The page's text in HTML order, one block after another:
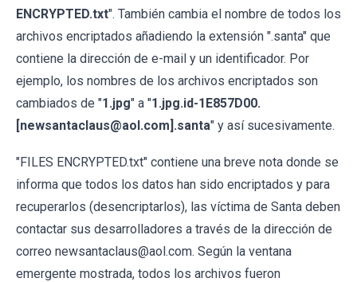
ENCRYPTED.txt". También cambia el nombre de todos los
archivos encriptados añadiendo la extensión ".santa" que
contiene la dirección de e-mail y un identificador. Por
ejemplo, los nombres de los archivos encriptados son
cambiados de "1.jpg" a "1.jpg.id-1E857D00.
[newsantaclaus@aol.com].santa" y así sucesivamente.
"FILES ENCRYPTED.txt" contiene una breve nota donde se
informa que todos los datos han sido encriptados y para
recuperarlos (desencriptarlos), las víctima de Santa deben
contactar sus desarrolladores a través de la dirección de
correo newsantaclaus@aol.com. Según la ventana
emergente mostrada, todos los archivos fueron